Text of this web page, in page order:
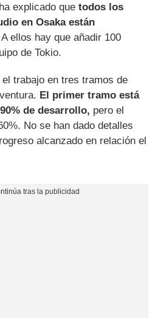
explicado quetodos los
en Osaka están
A ellos hay que añadir 100
de Tokio.
trabajo en tres tramos de
El primer tramo está
de desarrollo, pero el
No se han dado detalles
alcanzado en relación el